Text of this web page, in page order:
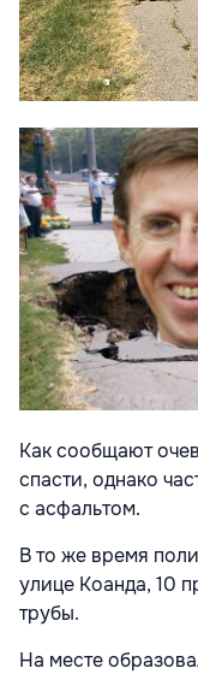
Как сообщают
спасти, однако
с асфальтом.
В то же время
улице Коанда, 10
трубы.
На месте